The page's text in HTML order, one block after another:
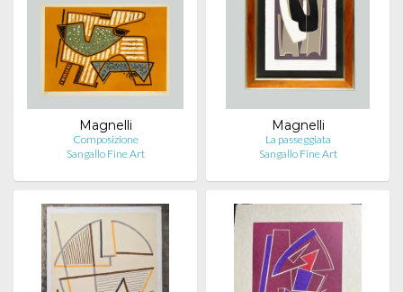
Magnelli
Composizione
Sangallo Fine Art
Magnelli
La passeggiata
Sangallo Fine Art